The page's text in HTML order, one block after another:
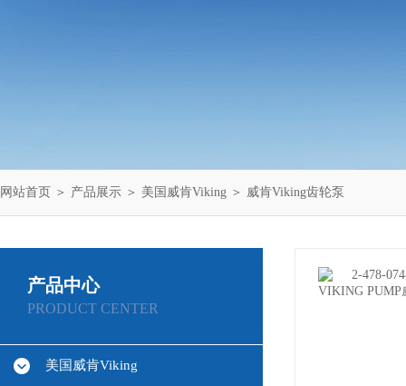
网站首页 ＞ 产品展示 ＞ 美国威肯Viking ＞ 威肯Viking齿轮泵
产品中心
PRODUCT CENTER
美国威肯Viking